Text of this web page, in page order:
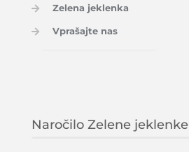
Zelena jeklenka
Vprašajte nas
Naročilo Zelene jeklenke